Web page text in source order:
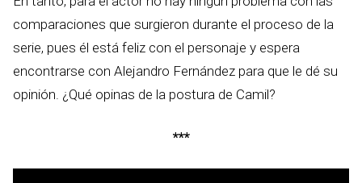
comparaciones que surgieron durante el proceso de la
serie, pues él está feliz con el personaje y espera
encontrarse con Alejandro Fernández para que le dé su
opinión. ¿Qué opinas de la postura de Camil?
***